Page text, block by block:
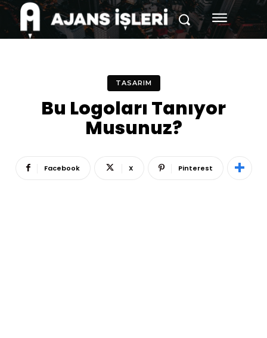
TASARIM
Bu Logoları Tanıyor
Musunuz?
Facebook X Pinterest